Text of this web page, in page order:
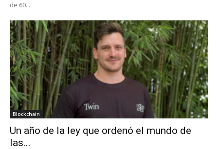
de 60...
Blockchain
Un año de la ley que ordenó el mundo de
las...